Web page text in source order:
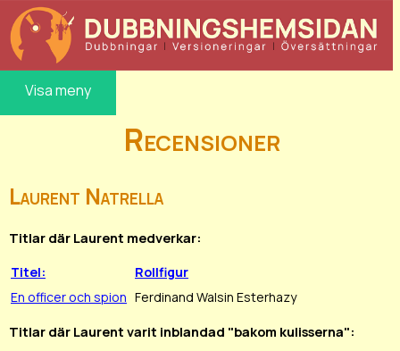
Visa meny
Recensioner
Laurent Natrella
Titlar där Laurent medverkar:
Titel:
Rollfigur
En officer och spion Ferdinand Walsin Esterhazy
Titlar där Laurent varit inblandad "bakom kulisserna":